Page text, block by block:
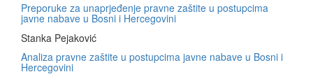
Preporuke za unaprjeđenje pravne zaštite u postupcima
javne nabave u Bosni i Hercegovini
Stanka Pejaković
Analiza pravne zaštite u postupcima javne nabave u Bosni i
Hercegovini